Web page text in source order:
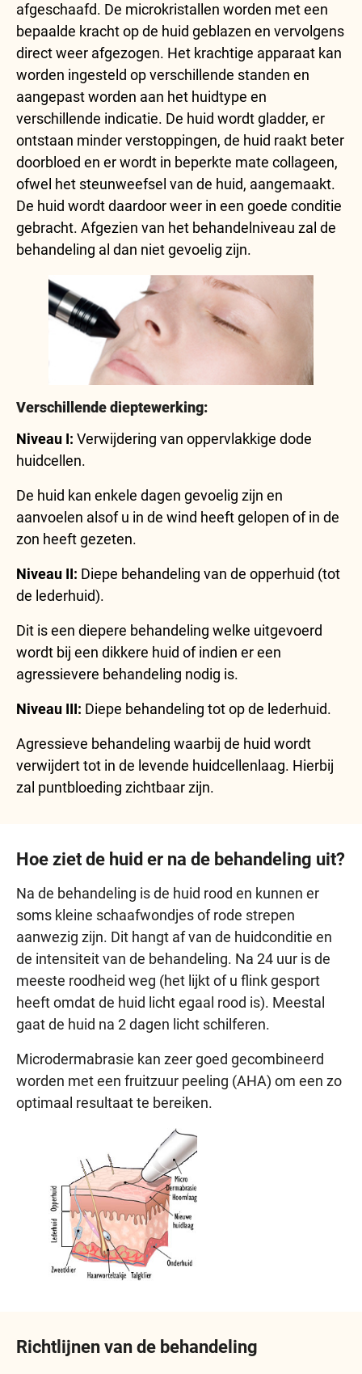
afgeschaafd. De microkristallen worden met een
bepaalde kracht op de huid geblazen en vervolgens
direct weer afgezogen. Het krachtige apparaat kan
worden ingesteld op verschillende standen en
aangepast worden aan het huidtype en
verschillende indicatie. De huid wordt gladder, er
ontstaan minder verstoppingen, de huid raakt beter
doorbloed en er wordt in beperkte mate collageen,
ofwel het steunweefsel van de huid, aangemaakt.
De huid wordt daardoor weer in een goede conditie
gebracht. Afgezien van het behandelniveau zal de
behandeling al dan niet gevoelig zijn.
Verschillende dieptewerking:
Niveau I: Verwijdering van oppervlakkige dode
huidcellen.
De huid kan enkele dagen gevoelig zijn en
aanvoelen alsof u in de wind heeft gelopen of in de
zon heeft gezeten.
Niveau II: Diepe behandeling van de opperhuid (tot
de lederhuid).
Dit is een diepere behandeling welke uitgevoerd
wordt bij een dikkere huid of indien er een
agressievere behandeling nodig is.
Niveau III: Diepe behandeling tot op de lederhuid.
Agressieve behandeling waarbij de huid wordt
verwijdert tot in de levende huidcellenlaag. Hierbij
zal puntbloeding zichtbaar zijn.
Hoe ziet de huid er na de behandeling uit?
Na de behandeling is de huid rood en kunnen er
soms kleine schaafwondjes of rode strepen
aanwezig zijn. Dit hangt af van de huidconditie en
de intensiteit van de behandeling. Na 24 uur is de
meeste roodheid weg (het lijkt of u flink gesport
heeft omdat de huid licht egaal rood is). Meestal
gaat de huid na 2 dagen licht schilferen.
Microdermabrasie kan zeer goed gecombineerd
worden met een fruitzuur peeling (AHA) om een zo
optimaal resultaat te bereiken.
Richtlijnen van de behandeling